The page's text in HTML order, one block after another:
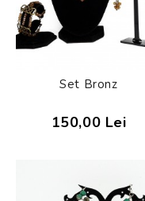
Set Bronz
150,00 Lei